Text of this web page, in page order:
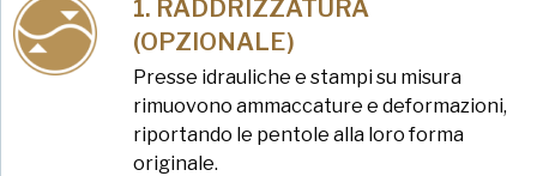
RADDRIZZATURA
(OPZIONALE)
Presse idrauliche e stampi su misura
rimuovono ammaccature e deformazioni,
riportando le pentole alla loro forma
originale.